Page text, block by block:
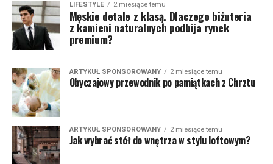
LIFESTYLE 2 miesiące temu
Męskie detale z klasą. Dlaczego biżuteria
z kamieni naturalnych podbija rynek
premium?
ARTYKUŁ SPONSOROWANY 2 miesiące temu
Obyczajowy przewodnik po pamiątkach z Chrztu
ARTYKUŁ SPONSOROWANY 2 miesiące temu
Jak wybrać stół do wnętrza w stylu loftowym?